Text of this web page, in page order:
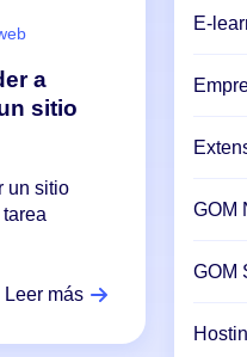
a
sitio
un sitio
Leer más
E-
GOM
GOM